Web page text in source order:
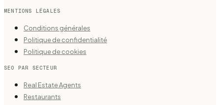
MENTIONS LÉGALES
Conditions générales
Politique de confidentialité
Politique de cookies
SEO PAR SECTEUR
Real Estate Agents
Restaurants